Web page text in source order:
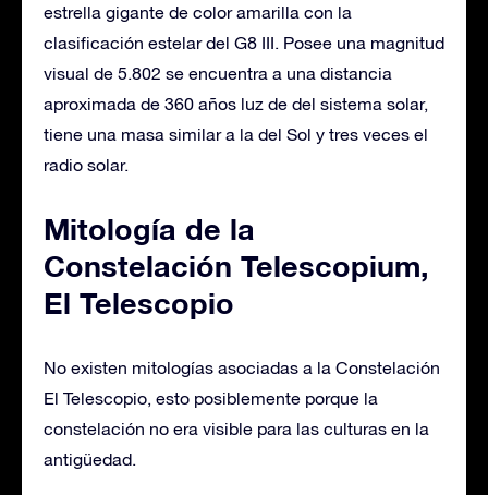
estrella gigante de color amarilla con la
clasificación estelar del G8 III. Posee una magnitud
visual de 5.802 se encuentra a una distancia
aproximada de 360 ​​años luz de del sistema solar,
tiene una masa similar a la del Sol y tres veces el
radio solar.
Mitología de la
Constelación Telescopium,
El Telescopio
No existen mitologías asociadas a la Constelación
El Telescopio, esto posiblemente porque la
constelación no era visible para las culturas en la
antigüedad.